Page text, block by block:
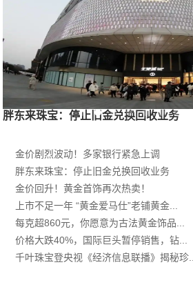
胖东来珠宝：停止旧金兑换回收业务
金价剧烈波动！多家银行紧急上调
胖东来珠宝：停止旧金兑换回收业务
金价回升！黄金首饰再次热卖！
上市不足一年 “黄金爱马仕”老铺黄金...
每克超860元，你愿意为古法黄金饰品...
价格大跌40%，国际巨头暂停销售，钻...
千叶珠宝登央视《经济信息联播》揭秘珍...